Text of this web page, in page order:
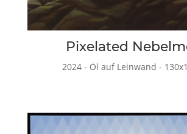
Pixelated
2024 - Öl auf Leinwand -